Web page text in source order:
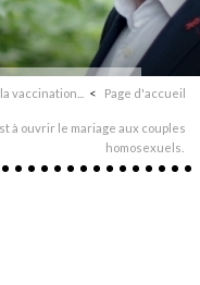
vaccination... Page d'accueil
à ouvrir le mariage aux couples
homosexuels.